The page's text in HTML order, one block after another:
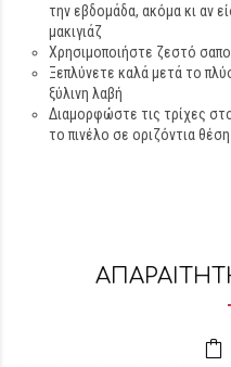
την εβδομάδα, ακόμα κι αν
μακιγιάζ
Χρησιμοποιήστε ζεστό
Ξεπλύνετε καλά μετά το
ξύλινη λαβή
Διαμορφώστε τις τρίχες
το πινέλο σε οριζόντια θέση